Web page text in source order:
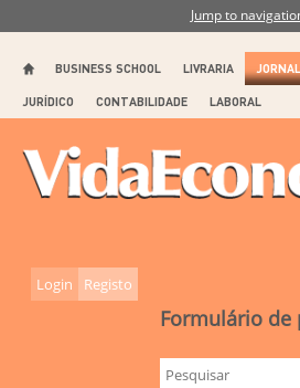
Jump to
BUSINESS SCHOOL LIVRARIA JORNAL
JURÍDICO CONTABILIDADE LABORAL
Formulário de
Login Registo